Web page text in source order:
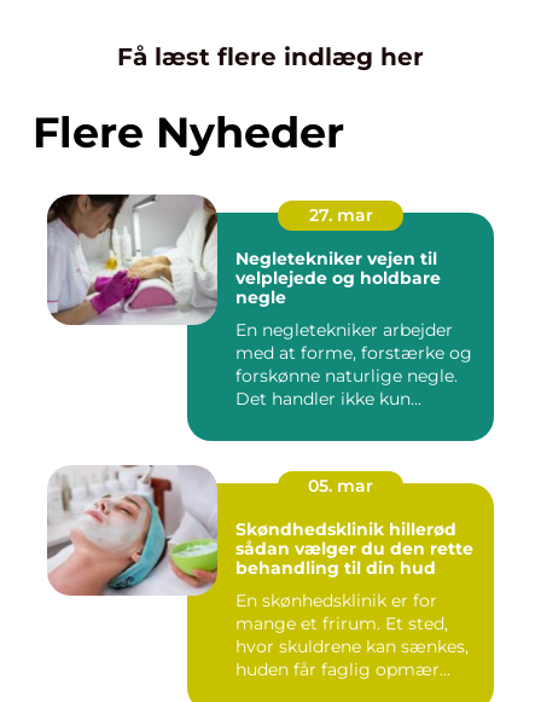
Få læst flere indlæg her
Flere Nyheder
27. mar
Negletekniker vejen til
velplejede og holdbare
negle
En negletekniker arbejder
med at forme, forstærke og
forskønne naturlige negle.
Det handler ikke kun...
05. mar
Skøndhedsklinik hillerød
sådan vælger du den rette
behandling til din hud
En skønhedsklinik er for
mange et frirum. Et sted,
hvor skuldrene kan sænkes,
huden får faglig opmær...